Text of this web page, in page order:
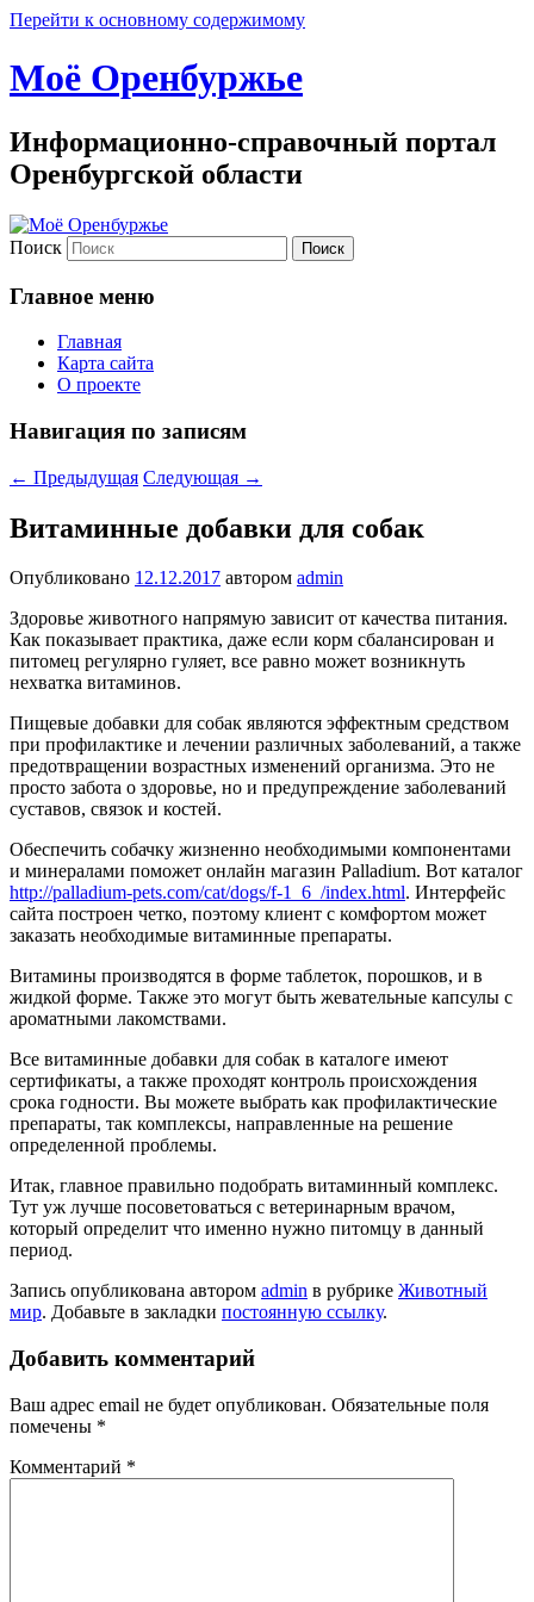
Перейти к основному содержимому
Моё Оренбуржье
Информационно-справочный портал
Оренбургской области
Поиск
Главное меню
Главная
Карта сайта
О проекте
Навигация по записям
← Предыдущая Следующая →
Витаминные добавки для собак
Опубликовано 12.12.2017 автором admin
Здоровье животного напрямую зависит от качества питания.
Как показывает практика, даже если корм сбалансирован и
питомец регулярно гуляет, все равно может возникнуть
нехватка витаминов.
Пищевые добавки для собак являются эффектным средством
при профилактике и лечении различных заболеваний, а также
предотвращении возрастных изменений организма. Это не
просто забота о здоровье, но и предупреждение заболеваний
суставов, связок и костей.
Обеспечить собачку жизненно необходимыми компонентами
и минералами поможет онлайн магазин Palladium. Вот каталог
http://palladium-pets.com/cat/dogs/f-1_6_/index.html. Интерфейс
сайта построен четко, поэтому клиент с комфортом может
заказать необходимые витаминные препараты.
Витамины производятся в форме таблеток, порошков, и в
жидкой форме. Также это могут быть жевательные капсулы с
ароматными лакомствами.
Все витаминные добавки для собак в каталоге имеют
сертификаты, а также проходят контроль происхождения
срока годности. Вы можете выбрать как профилактические
препараты, так комплексы, направленные на решение
определенной проблемы.
Итак, главное правильно подобрать витаминный комплекс.
Тут уж лучше посоветоваться с ветеринарным врачом,
который определит что именно нужно питомцу в данный
период.
Запись опубликована автором admin в рубрике Животный
мир. Добавьте в закладки постоянную ссылку.
Добавить комментарий
Ваш адрес email не будет опубликован. Обязательные поля
помечены *
Комментарий *